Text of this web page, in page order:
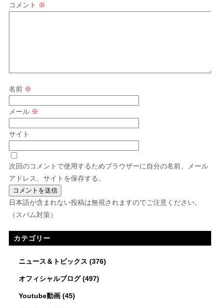
コメント ※
名前 ※
メール ※
サイト
次回のコメントで使用するためブラウザーに自分の名前、メール
アドレス、サイトを保存する。
日本語が含まれない投稿は無視されますのでご注意ください。
（スパム対策）
カテゴリー
ニュース＆トピックス (376)
オフィシャルブログ(497)
Youtube動画(45)